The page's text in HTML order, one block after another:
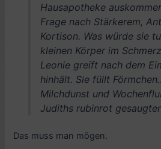
Hausapotheke
Frage nach Stärkerem,
Kortison. Was würde sie
kleinen Körper im
Leonie greift nach dem
hinhält. Sie füllt
Milchdunst und
Judiths rubinrot
Das muss man mögen.